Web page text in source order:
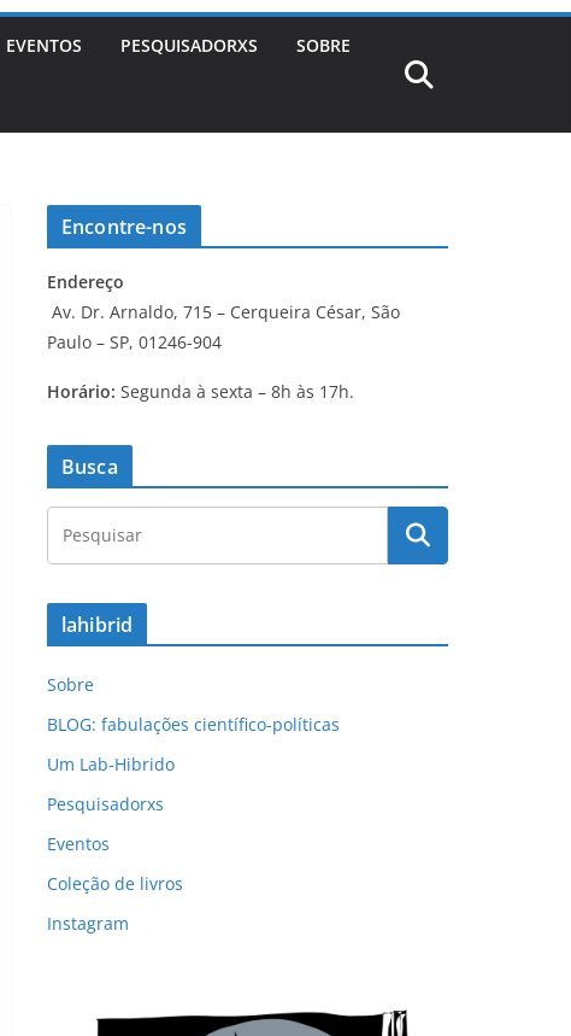
EVENTOS PESQUISADORXS SOBRE
Encontre-nos
Endereço
Av. Dr. Arnaldo, 715 – Cerqueira César, São
Paulo – SP, 01246-904
Horário: Segunda à sexta – 8h às 17h.
Busca
lahibrid
Sobre
BLOG: fabulações científico-políticas
Um Lab-Hibrido
Pesquisadorxs
Eventos
Coleção de livros
Instagram